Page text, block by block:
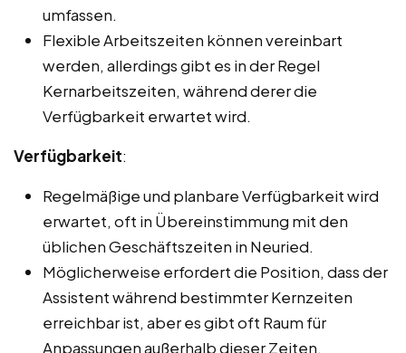
umfassen.
Flexible Arbeitszeiten können vereinbart
werden, allerdings gibt es in der Regel
Kernarbeitszeiten, während derer die
Verfügbarkeit erwartet wird.
Verfügbarkeit:
Regelmäßige und planbare Verfügbarkeit wird
erwartet, oft in Übereinstimmung mit den
üblichen Geschäftszeiten in Neuried.
Möglicherweise erfordert die Position, dass der
Assistent während bestimmter Kernzeiten
erreichbar ist, aber es gibt oft Raum für
Anpassungen außerhalb dieser Zeiten.